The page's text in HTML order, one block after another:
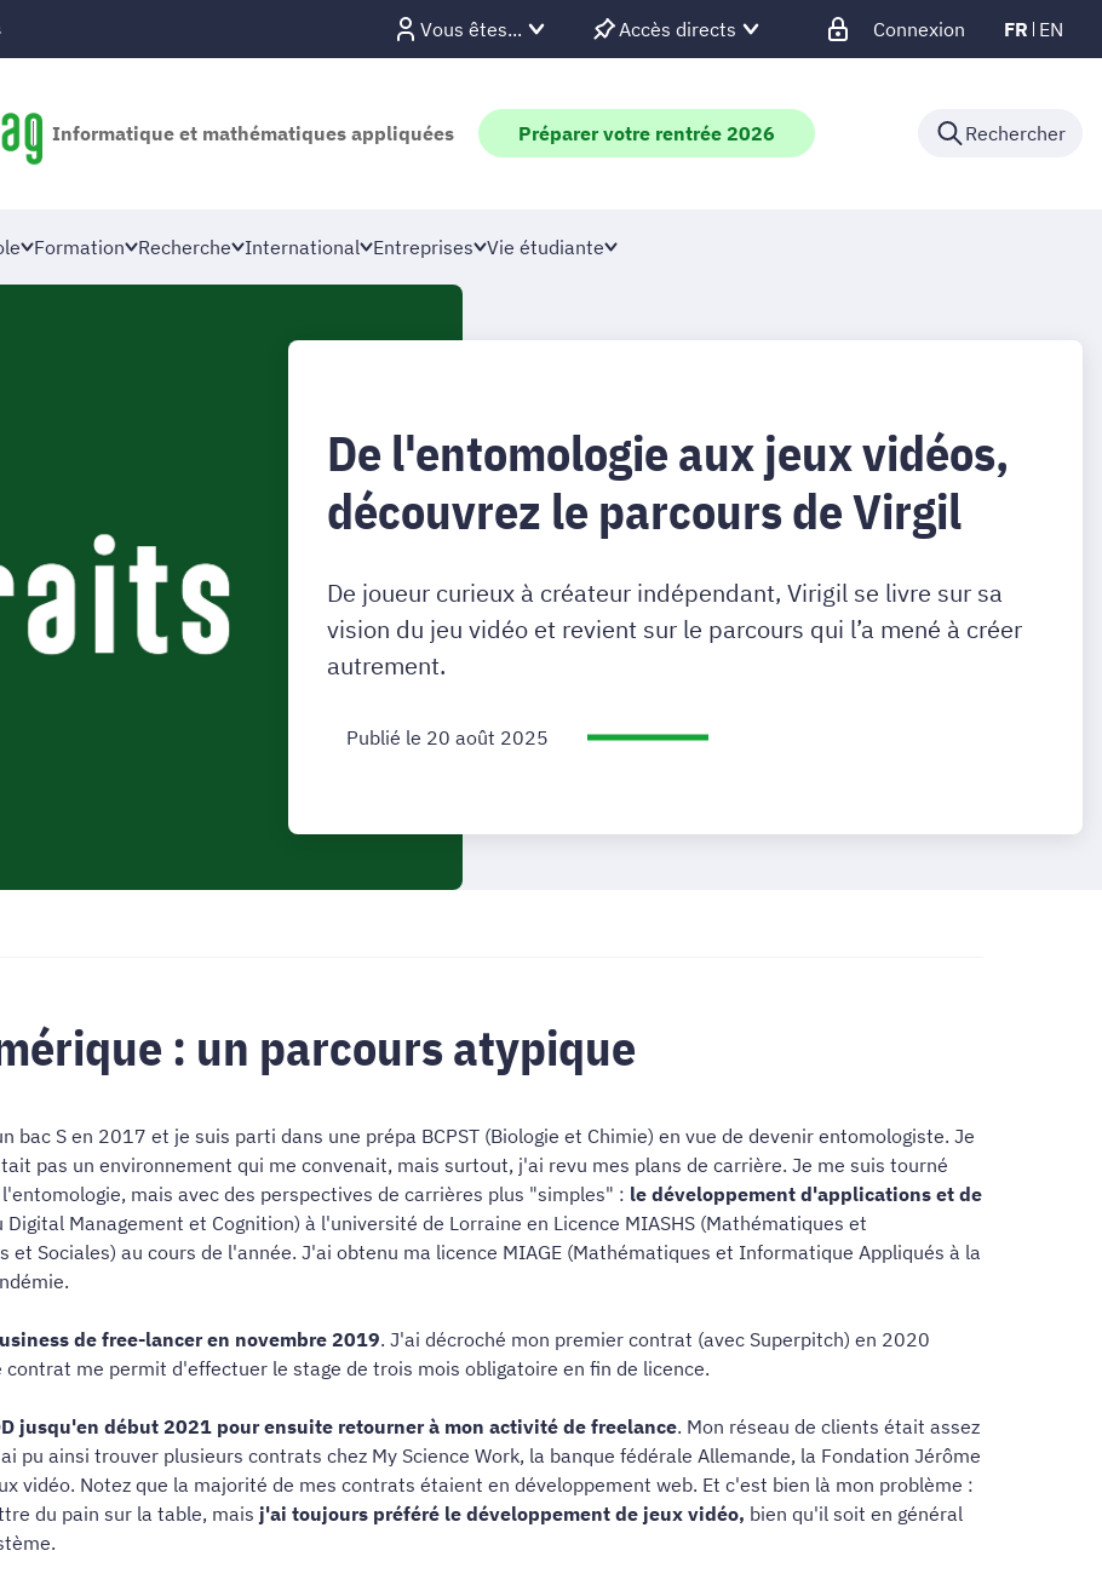
Vous êtes... Accès directs Connexion FR EN
Informatique et mathématiques appliquées Préparer votre rentrée 2026 Rechercher
Formation Recherche International Entreprises Vie étudiante
De l'entomologie aux jeux vidéos,
découvrez le parcours de Virgil
De joueur curieux à créateur indépendant, Virigil se livre sur sa
vision du jeu vidéo et revient sur le parcours qui l’a mené à créer
autrement.
Publié le 20 août 2025
: un parcours atypique
bac S en 2017 et je suis parti dans une prépa BCPST (Biologie et Chimie) en vue de devenir entomologiste. Je
pas un environnement qui me convenait, mais surtout, j'ai revu mes plans de carrière. Je me suis tourné
mais avec des perspectives de carrières plus "simples" : le développement d'applications et de
Management et Cognition) à l'université de Lorraine en Licence MIASHS (Mathématiques et
et Sociales) au cours de l'année. J'ai obtenu ma licence MIAGE (Mathématiques et Informatique Appliqués à la
de free-lancer en novembre 2019. J'ai décroché mon premier contrat (avec Superpitch) en 2020
me permit d'effectuer le stage de trois mois obligatoire en fin de licence.
jusqu'en début 2021 pour ensuite retourner à mon activité de freelance. Mon réseau de clients était assez
pu ainsi trouver plusieurs contrats chez My Science Work, la banque fédérale Allemande, la Fondation Jérôme
vidéo. Notez que la majorité de mes contrats étaient en développement web. Et c'est bien là mon problème :
du pain sur la table, mais j'ai toujours préféré le développement de jeux vidéo, bien qu'il soit en général